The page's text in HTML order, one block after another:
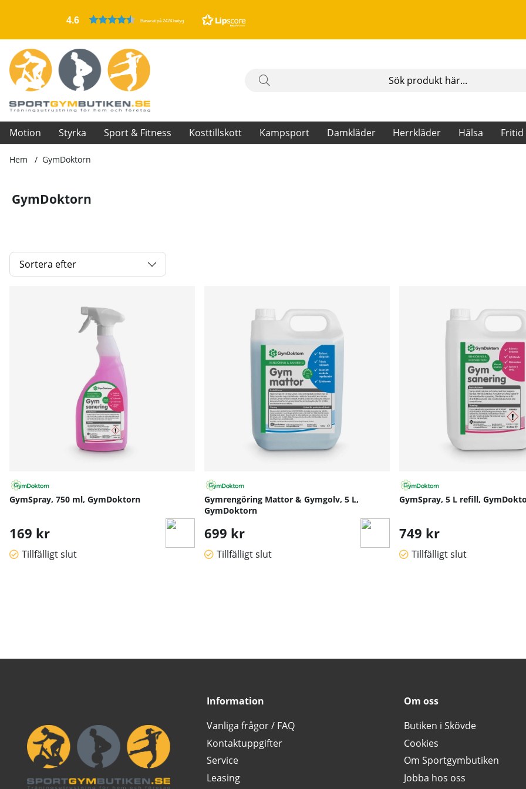
4.6 Baserat på 2424 betyg
Motion Styrka Sport & Fitness Kosttillskott Kampsport Damkläder Herrkläder Hälsa Fritid
Hem GymDoktorn
GymDoktorn
Sortera efter
GymSpray, 750 ml, GymDoktorn
169 kr
Tillfälligt slut
Gymrengöring Mattor & Gymgolv, 5 L,
GymDoktorn
699 kr
Tillfälligt slut
GymSpray, 5 L refill,
749 kr
Tillfälligt slut
Information
Vanliga frågor / FAQ
Kontaktuppgifter
Service
Leasing
Om oss
Butiken i Skövde
Cookies
Om Sportgymbutiken
Jobba hos oss